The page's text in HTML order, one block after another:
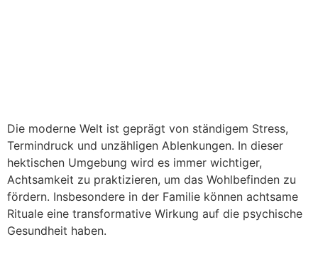
Die moderne Welt ist geprägt von ständigem Stress,
Termindruck und unzähligen Ablenkungen. In dieser
hektischen Umgebung wird es immer wichtiger,
Achtsamkeit zu praktizieren, um das Wohlbefinden zu
fördern. Insbesondere in der Familie können achtsame
Rituale eine transformative Wirkung auf die psychische
Gesundheit haben.